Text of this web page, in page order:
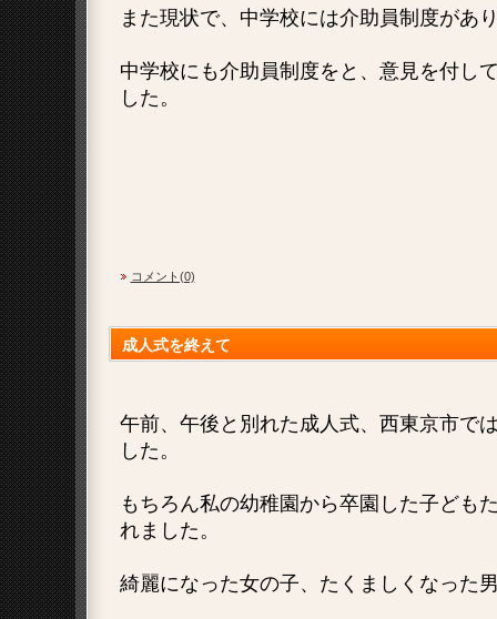
また現状で、中学校には介助員制度があ
中学校にも介助員制度をと、意見を付し
した。
コメント(0)
成人式を終えて
午前、午後と別れた成人式、西東京市で
した。
もちろん私の幼稚園から卒園した子ども
れました。
綺麗になった女の子、たくましくなった